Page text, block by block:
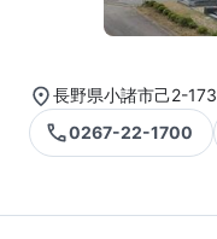
長野県小諸市己2-173
0267-22-1700